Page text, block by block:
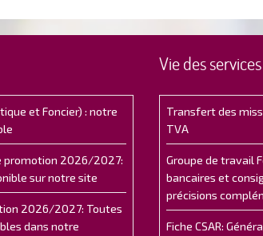
et Foncier) : notre
promotion 2026/2027:
sur notre site
2026/2027: Toutes
dans notre
Vie des services
Transfert des
TVA
Groupe de travail
bancaires et
précisions
Fiche CSAR: